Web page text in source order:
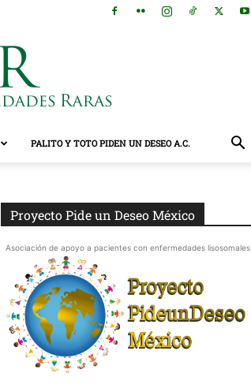
PALITO Y TOTO PIDEN UN DESEO A.C.
Proyecto Pide un Deseo México
Asociación de apoyo a pacientes con enfermedades lisosomales.